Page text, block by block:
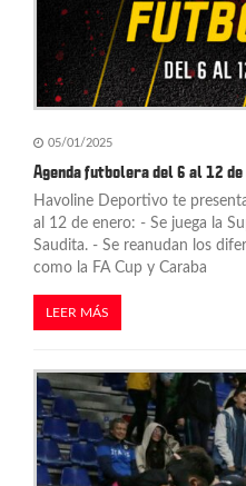
05/01/2025
Agenda futbolera del 6 al 12
Havoline Deportivo te
al 12 de enero: - Se juega la
Saudita. - Se reanudan los
como la FA Cup y Caraba
LEER MÁS